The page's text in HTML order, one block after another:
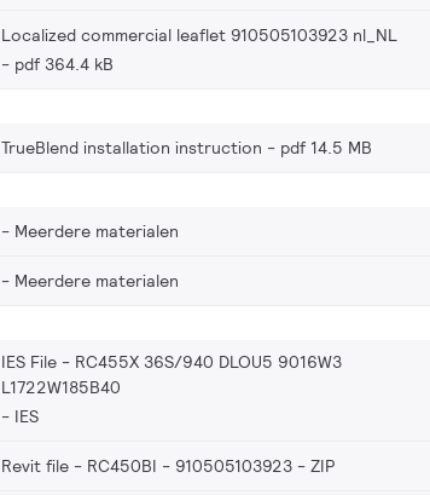
Localized commercial leaflet 910505103923 nl_NL
pdf 364.4 kB
TrueBlend installation instruction pdf 14.5 MB
Meerdere materialen
Meerdere materialen
IES File - RC455X 36S/940 DLOU5 9016W3
L1722W185B40
IES
Revit file - RC450BI - 910505103923 ZIP